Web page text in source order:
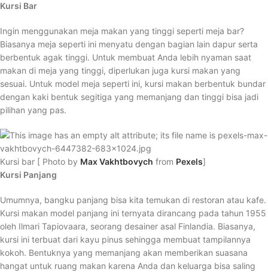
Kursi Bar
Ingin menggunakan meja makan yang tinggi seperti meja bar?
Biasanya meja seperti ini menyatu dengan bagian lain dapur serta
berbentuk agak tinggi. Untuk membuat Anda lebih nyaman saat
makan di meja yang tinggi, diperlukan juga kursi makan yang
sesuai. Untuk model meja seperti ini, kursi makan berbentuk bundar
dengan kaki bentuk segitiga yang memanjang dan tinggi bisa jadi
pilihan yang pas.
Kursi bar [ Photo by Max Vakhtbovych from Pexels]
Kursi Panjang
Umumnya, bangku panjang bisa kita temukan di restoran atau kafe.
Kursi makan model panjang ini ternyata dirancang pada tahun 1955
oleh Ilmari Tapiovaara, seorang desainer asal Finlandia. Biasanya,
kursi ini terbuat dari kayu pinus sehingga membuat tampilannya
kokoh. Bentuknya yang memanjang akan memberikan suasana
hangat untuk ruang makan karena Anda dan keluarga bisa saling